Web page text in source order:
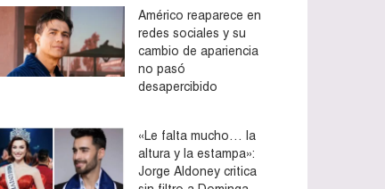
Américo reaparece en
redes sociales y su
cambio de apariencia
no pasó
desapercibido
«Le falta mucho… la
altura y la estampa»:
Jorge Aldoney critica